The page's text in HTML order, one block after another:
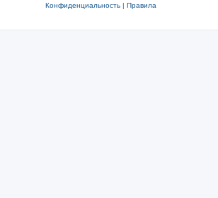
Конфиденциальность| Правила